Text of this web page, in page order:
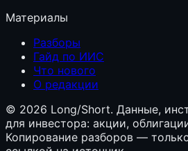
Материалы
Разборы
Гайд по ИИС
Что нового
О редакции
© 2026 Long/Short. Данные,
для инвестора: акции,
Копирование разборов —